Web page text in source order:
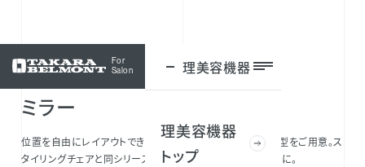
For
Salon
理美容機器
理美容機器
トップ
ログイン
ミラー
位置を自由にレイアウトできる自立型、壁に取り付ける壁付型をご用意。ス
タイリングチェアと同シリーズで揃えると、統一感のある空間に。